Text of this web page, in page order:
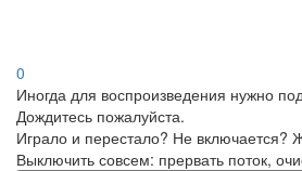
0
Иногда для воспроизведения нужно
Дождитесь пожалуйста.
Играло и перестало? Не включается?
Выключить совсем: прервать поток,